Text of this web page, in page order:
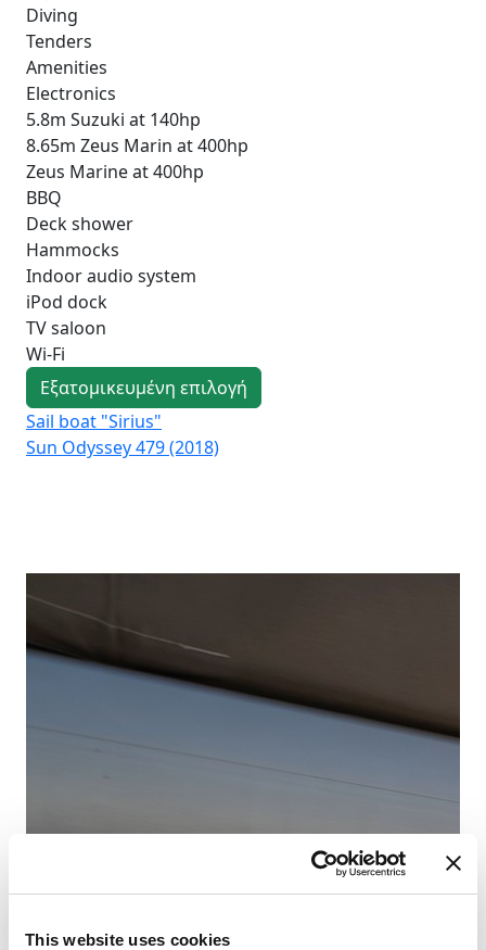
This website uses cookies
Diving
Tenders
Amenities
Electronics
5.8m Suzuki at 140hp
8.65m Zeus Marin at 400hp
Zeus Marine at 400hp
BBQ
Deck shower
Hammocks
Indoor audio system
iPod dock
TV saloon
Wi-Fi
Εξατομικευμένη επιλογή
Sail boat "Sirius"
Sun Odyssey 479 (2018)